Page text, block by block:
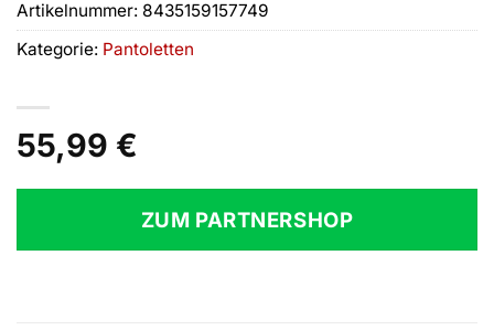
55,99 €
ZUM PARTNERSHOP
Artikelnummer: 8435159157749
Kategorie: Pantoletten